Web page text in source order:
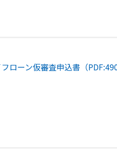
ローン仮審査申込書（